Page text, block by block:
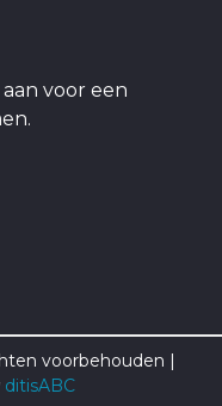
voor een
voorbehouden |
ditisABC